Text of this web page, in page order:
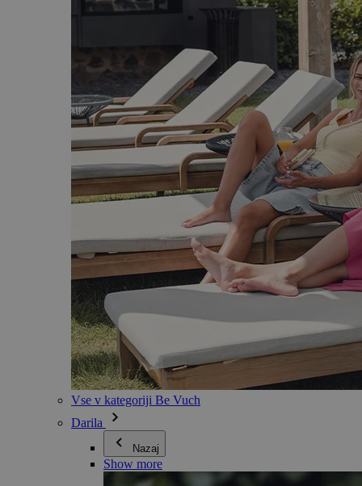
Vse v kategoriji Be Vuch
Darila
Nazaj
Show more